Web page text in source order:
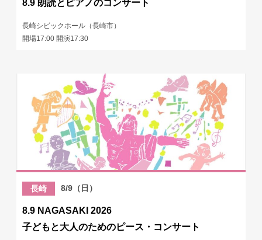
8.9 朗読とピアノのコンサート
長崎シビックホール（長崎市）
開場17:00 開演17:30
長崎 8/9（日）
8.9 NAGASAKI 2026
子どもと大人のためのピース・コンサート